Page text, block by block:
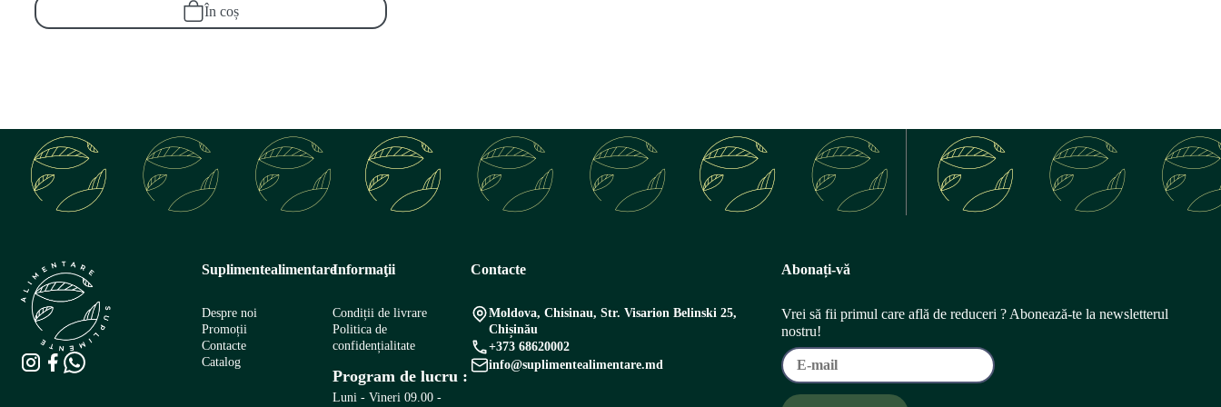
În coș
Suplimentealimentare
Despre noi
Promoții
Contacte
Catalog
Informaţii
Condiții de livrare
Politica de
confidențialitate
Program de lucru :
Luni - Vineri 09.00 -
Contacte
Moldova, Chisinau, Str. Visarion Belinski 25,
Chișinău
+373 68620002
info@suplimentealimentare.md
Abonați-vă
Vrei să fii primul care află de reduceri ? Abonează-te la newsletterul
nostru!